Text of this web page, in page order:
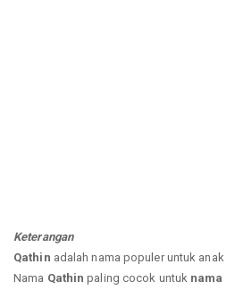
Keterangan
Qathin adalah nama populer untuk anak
Nama Qathin paling cocok untuk nama